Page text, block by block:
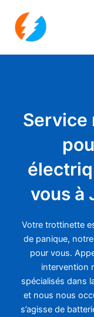
contenu
Service
vous à
Votre trottinette
de panique,
pour vous.
intervention
spécialisés dans
et nous nous
s’agisse de